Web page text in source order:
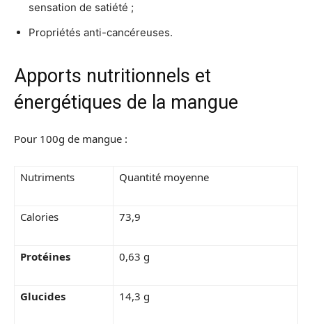
sensation de satiété ;
Propriétés anti-cancéreuses.
Apports nutritionnels et
énergétiques de la mangue
Pour 100g de mangue :
Nutriments Quantité moyenne
Calories 73,9
Protéines 0,63 g
Glucides 14,3 g